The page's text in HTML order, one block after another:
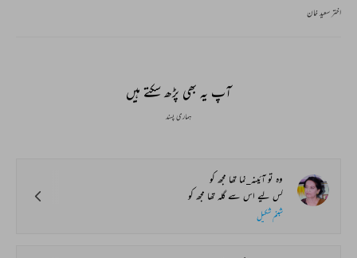
اختر سعید خان
آپ یہ بھی پڑھ سکتے ہیں
ہماری پسند
وہ تو آئینہ_نما تھا مجھ کو
کس لیے اس سے گلہ تھا مجھ کو
شبنم شکیل